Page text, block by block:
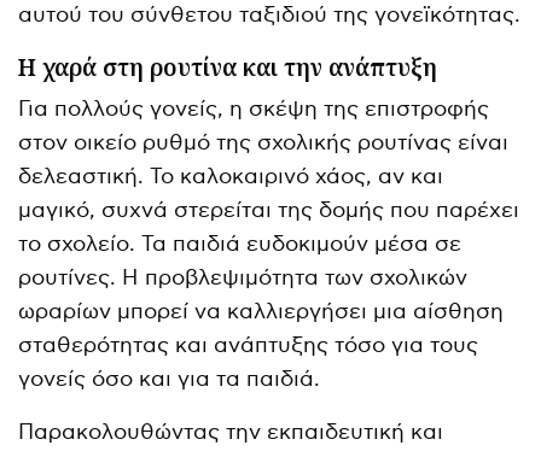
αυτού του σύνθετου ταξιδιού της γονεϊκότητας.
Η χαρά στη ρουτίνα και την ανάπτυξη
Για πολλούς γονείς, η σκέψη της επιστροφής
στον οικείο ρυθμό της σχολικής ρουτίνας είναι
δελεαστική. Το καλοκαιρινό χάος, αν και
μαγικό, συχνά στερείται της δομής που παρέχει
το σχολείο. Τα παιδιά ευδοκιμούν μέσα σε
ρουτίνες. Η προβλεψιμότητα των σχολικών
ωραρίων μπορεί να καλλιεργήσει μια αίσθηση
σταθερότητας και ανάπτυξης τόσο για τους
γονείς όσο και για τα παιδιά.
Παρακολουθώντας την εκπαιδευτική και